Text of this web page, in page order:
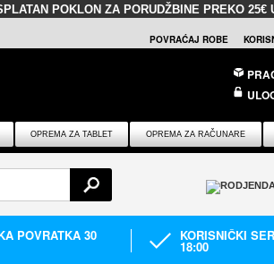
POKLON ZA PORUDŽBINE PREKO 25€
POVRAĆAJ ROBE
OPREMA ZA TABLET OPREMA ZA RAČUNARE
POVRATKA 30 KORISNIČKI
18:00